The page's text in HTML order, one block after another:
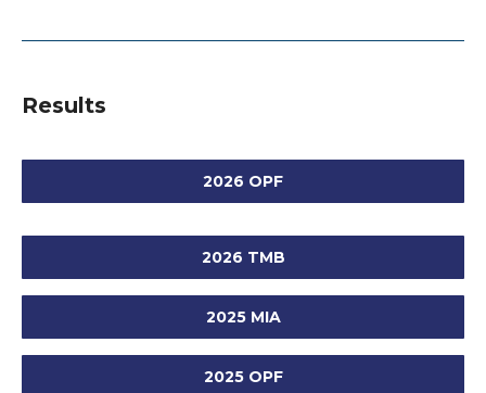
Results
2026 OPF
2026 TMB
2025 MIA
2025 OPF